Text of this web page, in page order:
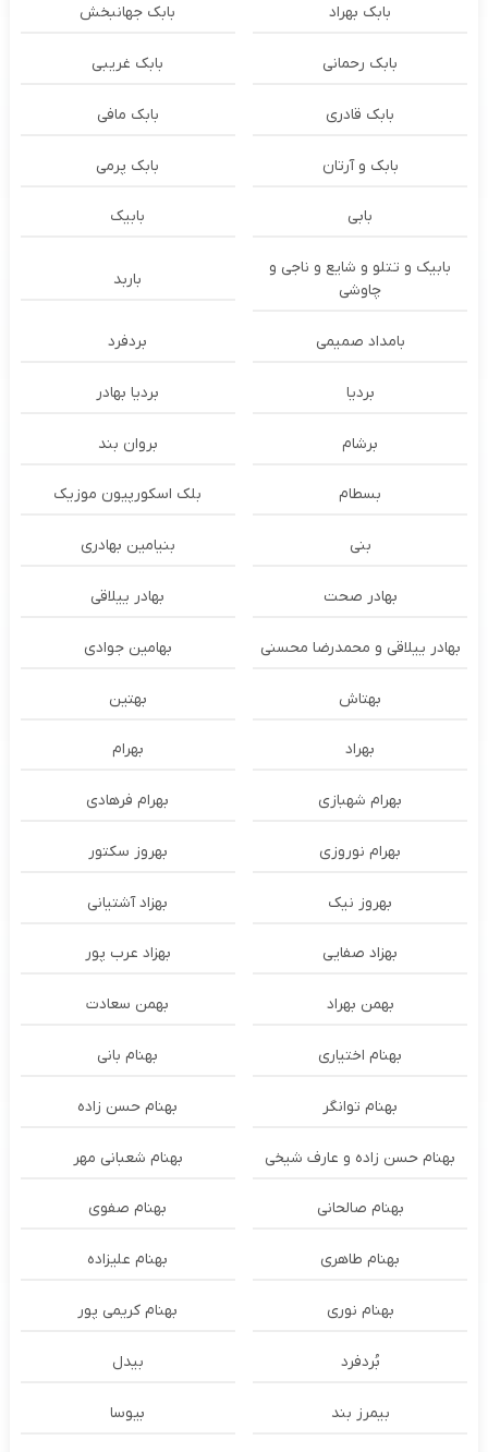
بابک بهراد بابک جهانبخش
بابک رحمانی بابک غریبی
بابک قادری بابک مافی
بابک و آرتان بابک پرمی
بابی بابیک
بابیک و تتلو و شایع و ناجی و
چاوشی
باربد
بامداد صمیمی بردفرد
بردیا بردیا بهادر
برشام بروان بند
بسطام بلک اسکورپیون موزیک
بنی بنیامین بهادری
بهادر صحت بهادر ییلاقی
بهادر ییلاقی و محمدرضا محسنی بهامین جوادی
بهتاش بهتین
بهراد بهرام
بهرام شهبازی بهرام فرهادی
بهرام نوروزی بهروز سکتور
بهروز نیک بهزاد آشتیانی
بهزاد صفایی بهزاد عرب پور
بهمن بهراد بهمن سعادت
بهنام اختیاری بهنام بانی
بهنام توانگر بهنام حسن زاده
بهنام حسن زاده و عارف شیخی بهنام شعبانی مهر
بهنام صالحانی بهنام صفوی
بهنام طاهری بهنام علیزاده
بهنام نوری بهنام کریمی پور
بُردفرد بیدل
بیمرز بند بیوسا